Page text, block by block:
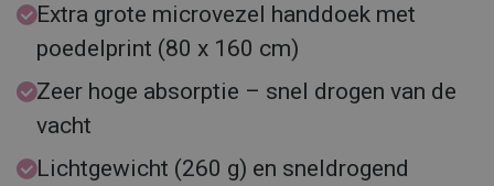
Extra grote microvezel handdoek met
poedelprint (80 x 160 cm)
Zeer hoge absorptie – snel drogen van de
vacht
Lichtgewicht (260 g) en sneldrogend